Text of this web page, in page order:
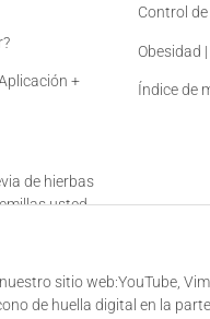
sitio web:YouTube,
de huella digital en la
+
de hierbas
usted
Control
Obesidad
Índice de